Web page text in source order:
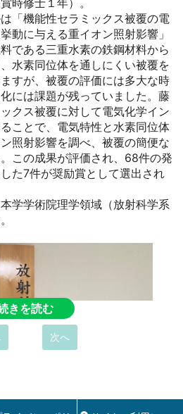
「機能性セラミックス被覆の電
動に与える重イオン照射影響」
である三重水素の鉄鋼材料から
水素同位体を通しにくい被覆を
すが、被覆の評価には多大な時
には課題が残っていました。藤
クス被覆に対して電気化学イン
ことで、電気特性と水素同位体
照射影響を調べ、被覆の簡便な
この成果が評価され、68件の発
た7件が奨励賞として選出され
学学術院理学領域（放射科学系
きを読む
次へ